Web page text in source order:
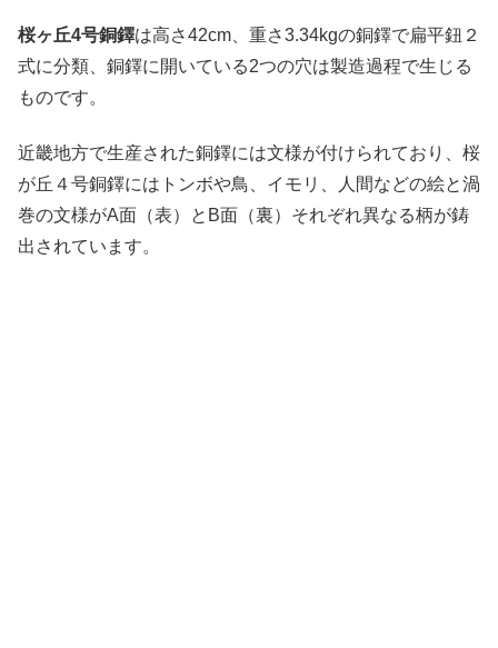
桜ヶ丘4号銅鐸は高さ42cm、重さ3.34kgの銅鐸で扁平鈕２
式に分類、銅鐸に開いている2つの穴は製造過程で生じる
ものです。
近畿地方で生産された銅鐸には文様が付けられており、桜
が丘４号銅鐸にはトンボや鳥、イモリ、人間などの絵と渦
巻の文様がA面（表）とB面（裏）それぞれ異なる柄が鋳
出されています。